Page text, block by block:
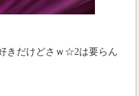
きだけどさｗ☆2は要らん